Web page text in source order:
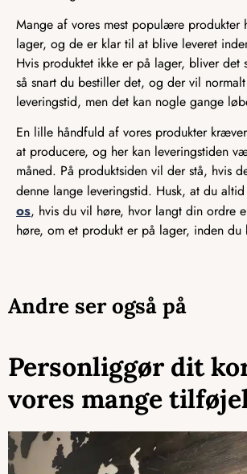
Mange af vores mest populære produkter
lager, og de er klar til at blive leveret
Hvis produktet ikke er på lager, bliver det
så snart du bestiller det, og der vil
leveringstid, men det kan nogle gange
En lille håndfuld af vores produkter
at producere, og her kan leveringstiden
måned. På produktsiden vil der stå, hvis
denne lange leveringstid. Husk, at du
os, hvis du vil høre, hvor langt din ordre
høre, om et produkt er på lager, inden du
Andre ser også på
Personliggør dit
vores mange